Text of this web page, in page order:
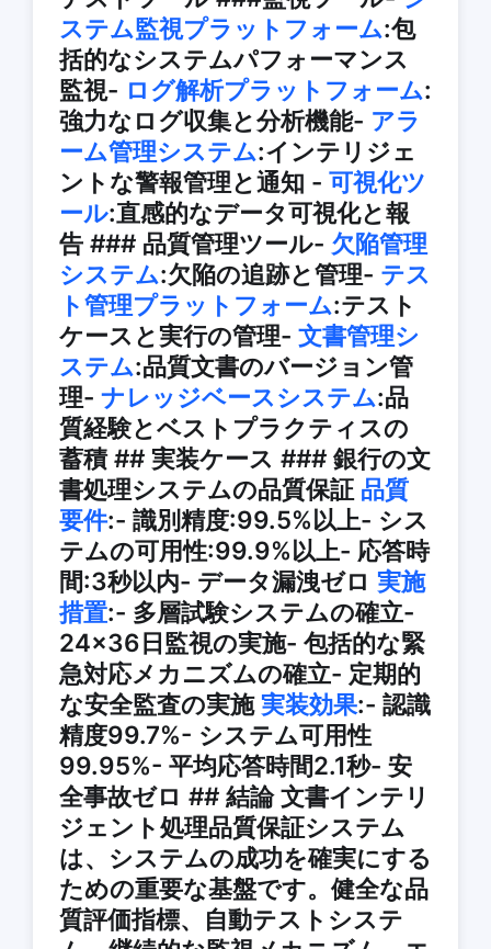
ステム監視プラットフォーム:包
括的なシステムパフォーマンス
監視- ログ解析プラットフォーム:
強力なログ収集と分析機能- アラ
ーム管理システム:インテリジェ
ントな警報管理と通知 - 可視化ツ
ール:直感的なデータ可視化と報
告 ### 品質管理ツール- 欠陥管理
システム:欠陥の追跡と管理- テス
ト管理プラットフォーム:テスト
ケースと実行の管理- 文書管理シ
ステム:品質文書のバージョン管
理- ナレッジベースシステム:品
質経験とベストプラクティスの
蓄積 ## 実装ケース ### 銀行の文
書処理システムの品質保証 品質
要件:- 識別精度:99.5%以上- シス
テムの可用性:99.9%以上- 応答時
間:3秒以内- データ漏洩ゼロ 実施
措置:- 多層試験システムの確立-
24×36日監視の実施- 包括的な緊
急対応メカニズムの確立- 定期的
な安全監査の実施 実装効果:- 認識
精度99.7%- システム可用性
99.95%- 平均応答時間2.1秒- 安
全事故ゼロ ## 結論 文書インテリ
ジェント処理品質保証システム
は、システムの成功を確実にする
ための重要な基盤です。健全な品
質評価指標、自動テストシステ